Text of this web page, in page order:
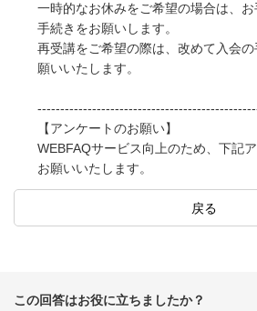
一時的なお休みをご希望の場合は、
手続きをお願いします。
再受講をご希望の際は、改めて入会
願いいたします。
【アンケートのお願い】
WEBFAQサービス向上のため、下記
お願いいたします。
戻る
この回答はお役に立ちましたか？